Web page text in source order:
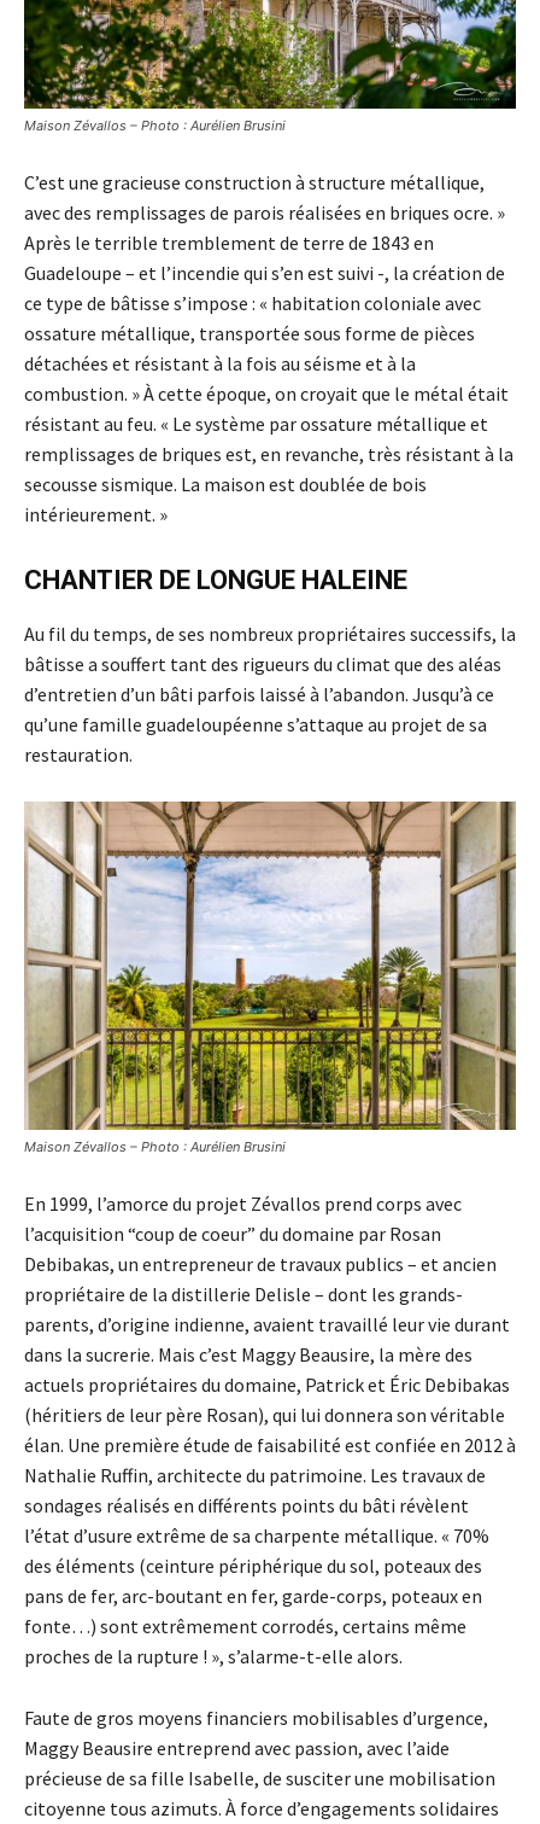
Maison Zévallos – Photo : Aurélien Brusini
C’est une gracieuse construction à structure métallique,
avec des remplissages de parois réalisées en briques ocre. »
Après le terrible tremblement de terre de 1843 en
Guadeloupe – et l’incendie qui s’en est suivi -, la création de
ce type de bâtisse s’impose : « habitation coloniale avec
ossature métallique, transportée sous forme de pièces
détachées et résistant à la fois au séisme et à la
combustion. » À cette époque, on croyait que le métal était
résistant au feu. « Le système par ossature métallique et
remplissages de briques est, en revanche, très résistant à la
secousse sismique. La maison est doublée de bois
intérieurement. »
CHANTIER DE LONGUE HALEINE
Au fil du temps, de ses nombreux propriétaires successifs, la
bâtisse a souffert tant des rigueurs du climat que des aléas
d’entretien d’un bâti parfois laissé à l’abandon. Jusqu’à ce
qu’une famille guadeloupéenne s’attaque au projet de sa
restauration.
Maison Zévallos – Photo : Aurélien Brusini
En 1999, l’amorce du projet Zévallos prend corps avec
l’acquisition “coup de coeur” du domaine par Rosan
Debibakas, un entrepreneur de travaux publics – et ancien
propriétaire de la distillerie Delisle – dont les grands-
parents, d’origine indienne, avaient travaillé leur vie durant
dans la sucrerie. Mais c’est Maggy Beausire, la mère des
actuels propriétaires du domaine, Patrick et Éric Debibakas
(héritiers de leur père Rosan), qui lui donnera son véritable
élan. Une première étude de faisabilité est confiée en 2012 à
Nathalie Ruffin, architecte du patrimoine. Les travaux de
sondages réalisés en différents points du bâti révèlent
l’état d’usure extrême de sa charpente métallique. « 70%
des éléments (ceinture périphérique du sol, poteaux des
pans de fer, arc-boutant en fer, garde-corps, poteaux en
fonte…) sont extrêmement corrodés, certains même
proches de la rupture ! », s’alarme-t-elle alors.
Faute de gros moyens financiers mobilisables d’urgence,
Maggy Beausire entreprend avec passion, avec l’aide
précieuse de sa fille Isabelle, de susciter une mobilisation
citoyenne tous azimuts. À force d’engagements solidaires